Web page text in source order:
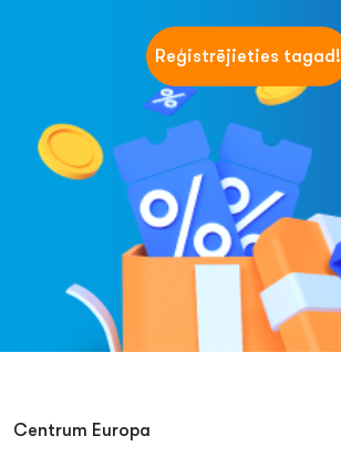
Reģistrējieties tagad!
Centrum Europa